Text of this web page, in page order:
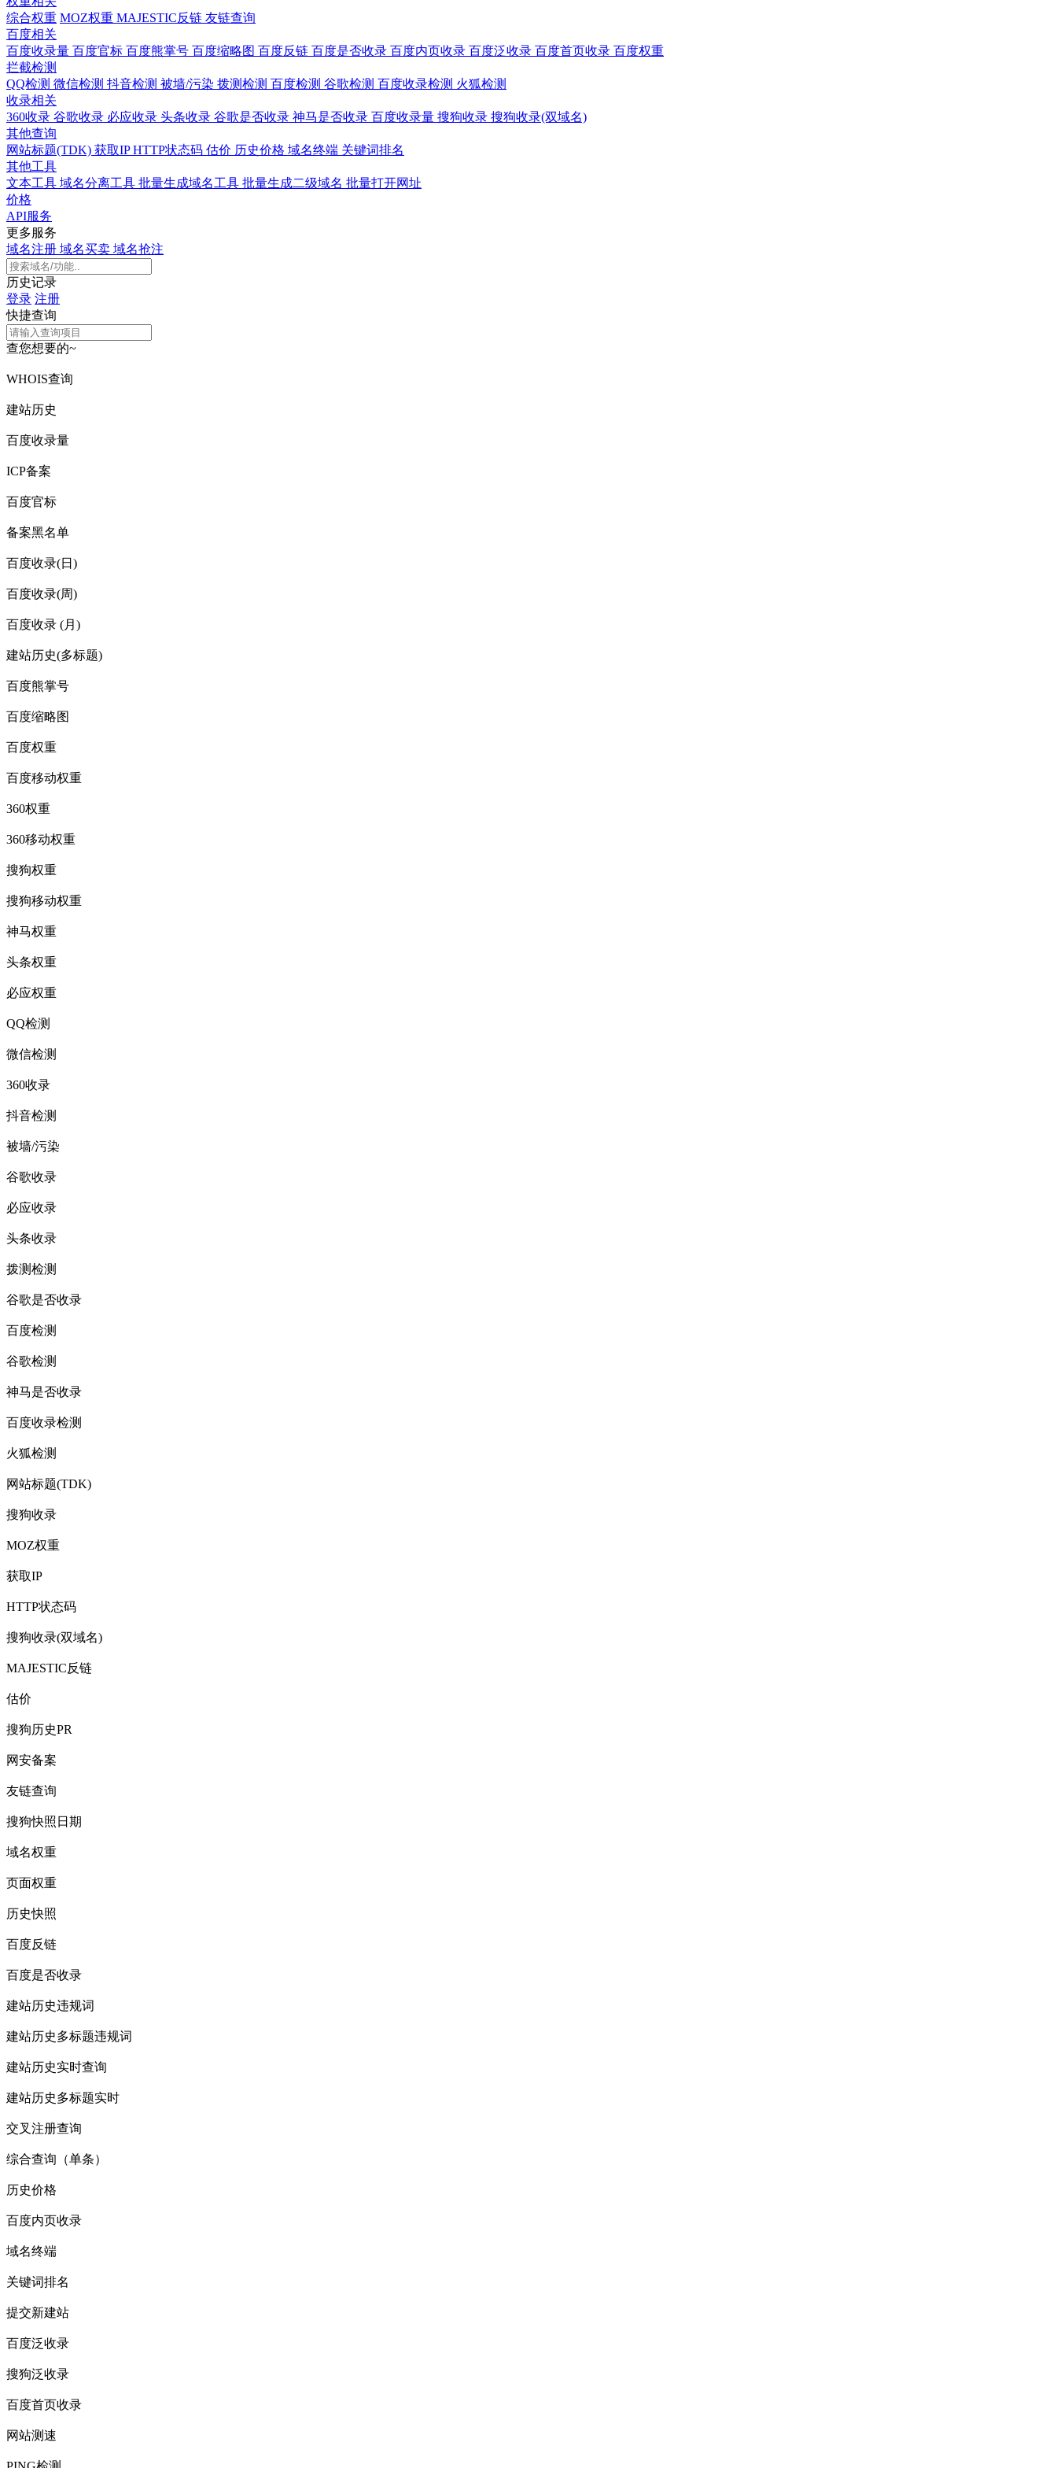
综合权重 MOZ权重 MAJESTIC反链 友链查询
百度相关
百度收录量 百度官标 百度熊掌号 百度缩略图 百度反链 百度是否收录 百度内页收录 百度泛收录 百度首页收录 百度权重
拦截检测
QQ检测 微信检测 抖音检测 被墙/污染 拨测检测 百度检测 谷歌检测 百度收录检测 火狐检测
收录相关
360收录 谷歌收录 必应收录 头条收录 谷歌是否收录 神马是否收录 百度收录量 搜狗收录 搜狗收录(双域名)
其他查询
网站标题(TDK) 获取IPHTTP状态码 估价 历史价格 域名终端 关键词排名
其他工具
文本工具 域名分离工具 批量生成域名工具 批量生成二级域名 批量打开网址
价格
API服务
更多服务
域名注册 域名买卖 域名抢注
历史记录
登录 注册
快捷查询
查您想要的~
WHOIS查询
建站历史
百度收录量
ICP备案
百度官标
备案黑名单
百度收录(日)
百度收录(周)
百度收录 (月)
建站历史(多标题)
百度熊掌号
百度缩略图
百度权重
百度移动权重
360权重
360移动权重
搜狗权重
搜狗移动权重
神马权重
头条权重
必应权重
QQ检测
微信检测
360收录
抖音检测
被墙/污染
谷歌收录
必应收录
头条收录
拨测检测
谷歌是否收录
百度检测
谷歌检测
神马是否收录
百度收录检测
火狐检测
网站标题(TDK)
搜狗收录
MOZ权重
获取IP
HTTP状态码
搜狗收录(双域名)
MAJESTIC反链
估价
搜狗历史PR
网安备案
友链查询
搜狗快照日期
域名权重
页面权重
历史快照
百度反链
百度是否收录
建站历史违规词
建站历史多标题违规词
建站历史实时查询
建站历史多标题实时
交叉注册查询
综合查询（单条）
历史价格
百度内页收录
域名终端
关键词排名
提交新建站
百度泛收录
搜狗泛收录
百度首页收录
网站测速